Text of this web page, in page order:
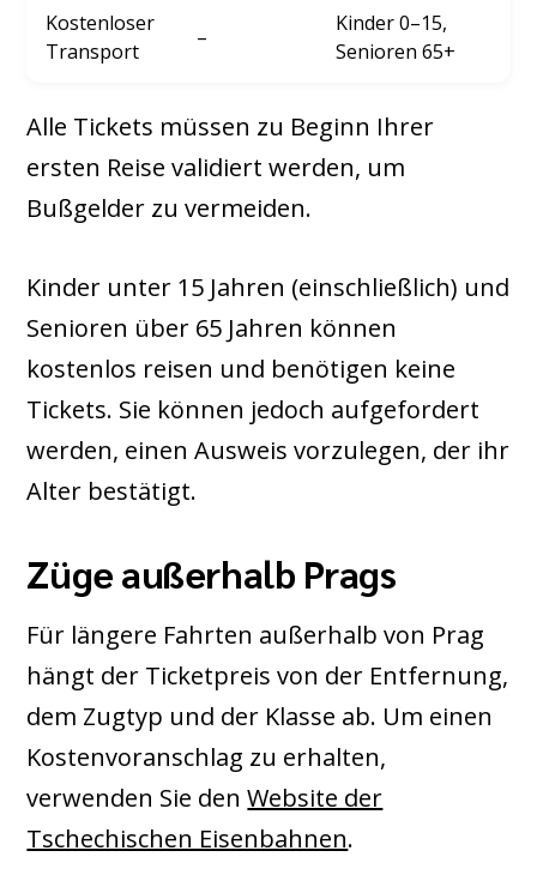
Kostenloser
Transport
–
Kinder 0–15,
Senioren 65+
Alle Tickets müssen zu Beginn Ihrer
ersten Reise validiert werden, um
Bußgelder zu vermeiden.
Kinder unter 15 Jahren (einschließlich) und
Senioren über 65 Jahren können
kostenlos reisen und benötigen keine
Tickets. Sie können jedoch aufgefordert
werden, einen Ausweis vorzulegen, der ihr
Alter bestätigt.
Züge außerhalb Prags
Für längere Fahrten außerhalb von Prag
hängt der Ticketpreis von der Entfernung,
dem Zugtyp und der Klasse ab. Um einen
Kostenvoranschlag zu erhalten,
verwenden Sie denWebsite der
Tschechischen Eisenbahnen.